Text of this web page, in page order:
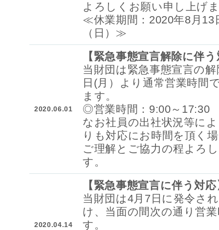
よろしくお願い申し上げ
≪休業期間：2020年8月13
（日）≫
2020.06.01
【緊急事態宣言解除に伴
当財団は緊急事態宣言の
日(月）より通常営業時間
ます。
◎営業時間：9:00～17:30
なお社員の出社状況等に
りも対応にお時間を頂く
ご理解とご協力の程よろ
す。
2020.04.14
【緊急事態宣言に伴う対
当財団は4月7日に発令さ
け、当面の間次の通り営
す。